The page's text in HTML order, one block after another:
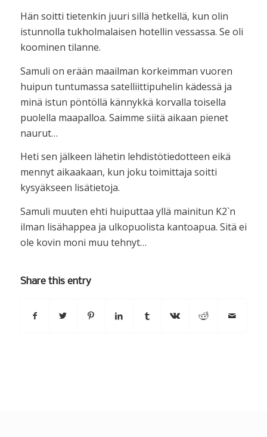
Hän soitti tietenkin juuri sillä hetkellä, kun olin
istunnolla tukholmalaisen hotellin vessassa. Se oli
koominen tilanne.
Samuli on erään maailman korkeimman vuoren
huipun tuntumassa satelliittipuhelin kädessä ja
minä istun pöntöllä kännykkä korvalla toisella
puolella maapalloa. Saimme siitä aikaan pienet
naurut…
Heti sen jälkeen lähetin lehdistötiedotteen eikä
mennyt aikaakaan, kun joku toimittaja soitti
kysyäkseen lisätietoja.
Samuli muuten ehti huiputtaa yllä mainitun K2`n
ilman lisähappea ja ulkopuolista kantoapua. Sitä ei
ole kovin moni muu tehnyt…
Share this entry